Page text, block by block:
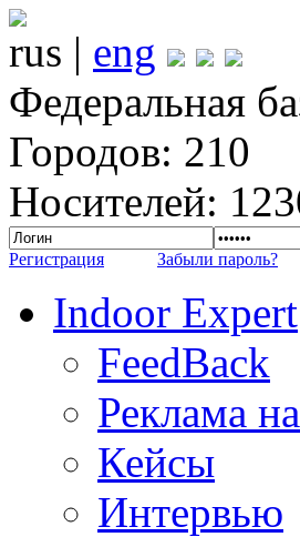
rus | eng
Федеральная
Городов: 210
Носителей:
Регистрация Забыли пароль?
Indoor Expert
FeedBack
Реклама
Кейсы
Интервью